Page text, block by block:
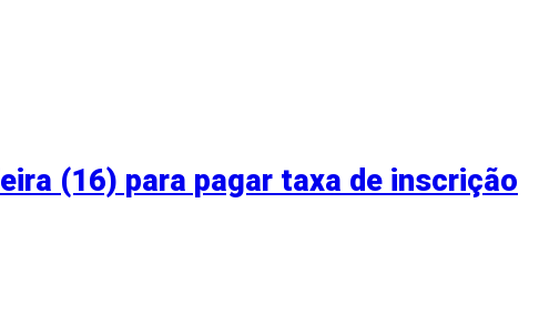
(16) para pagar taxa de inscrição